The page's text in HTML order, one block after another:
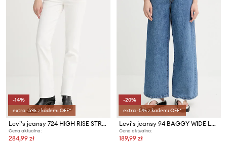
-14%
extra -5% z kodem: OFF*
Levi's jeansy 724 HIGH RISE STRAIGHT
Cena aktualna:
284,99 zł
-20%
extra -5% z kodem: OFF*
Levi's jeansy 94 BAGGY WIDE LEG
Cena aktualna:
189,99 zł